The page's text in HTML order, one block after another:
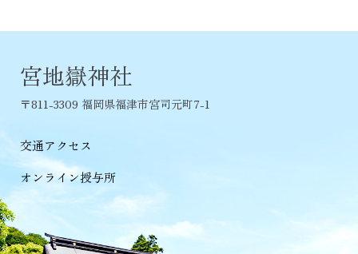
宮地嶽神社
〒811-3309 福岡県福津市宮司元町7-1
交通アクセス
オンライン授与所